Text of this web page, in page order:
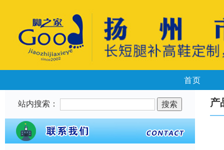
首页
站内搜索： 产